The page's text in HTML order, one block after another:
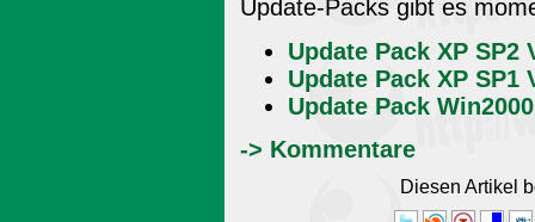
Update-Packs gibt es
Update Pack XP SP2
Update Pack XP SP1
Update Pack
-> Kommentare
Diesen Artikel